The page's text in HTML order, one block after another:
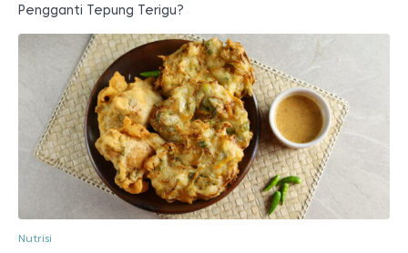
Pengganti Tepung Terigu?
Nutrisi